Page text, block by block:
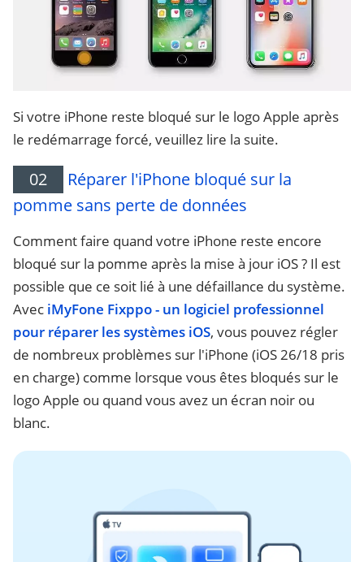
Si votre iPhone reste bloqué sur le logo Apple après
le redémarrage forcé, veuillez lire la suite.
02
Réparer l'iPhone bloqué sur la
pomme sans perte de données
Comment faire quand votre iPhone reste encore
bloqué sur la pomme après la mise à jour iOS ? Il est
possible que ce soit lié à une défaillance du système.
Avec iMyFone Fixppo - un logiciel professionnel
pour réparer les systèmes iOS, vous pouvez régler
de nombreux problèmes sur l'iPhone (iOS 26/18 pris
en charge) comme lorsque vous êtes bloqués sur le
logo Apple ou quand vous avez un écran noir ou
blanc.